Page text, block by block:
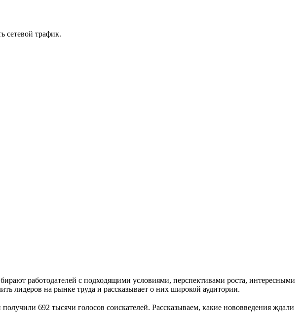
сетевой трафик.
работодателей с подходящими условиями, перспективами роста, интересными
лидеров на рынке труда и рассказывает о них широкой аудитории.
692 тысячи голосов соискателей. Рассказываем, какие нововведения ждали